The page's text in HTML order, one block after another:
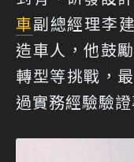
車副總經理李
造車人，他鼓
轉型等挑戰，
過實務經驗驗證